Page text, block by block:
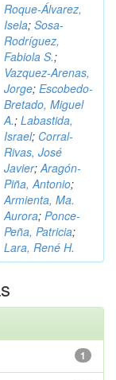
Roque-Álvarez,
Isela; Sosa-
Rodríguez,
Fabiola S.;
Vazquez-Arenas,
Jorge; Escobedo-
Bretado, Miguel
A.; Labastida,
Israel; Corral-
Rivas, José
Javier;Aragón-
Piña, Antonio;
Armienta, Ma.
Aurora; Ponce-
Peña, Patricia;
Lara, René H.
1